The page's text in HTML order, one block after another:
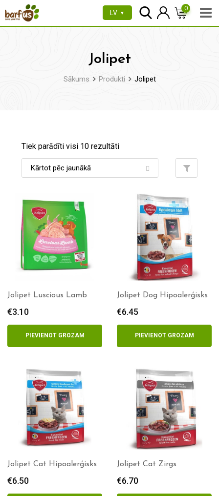
uz
LV ▼
0
Jolipet
Sākums Produkti Jolipet
Tiek parādīti visi 10 rezultāti
Jolipet Luscious Lamb
€3.10
PIEVIENOT GROZAM
Jolipet Dog Hipoalerģisks
€6.45
PIEVIENOT GROZAM
Jolipet Cat Hipoalerģisks
€6.50
Jolipet Cat Zirgs
€6.70